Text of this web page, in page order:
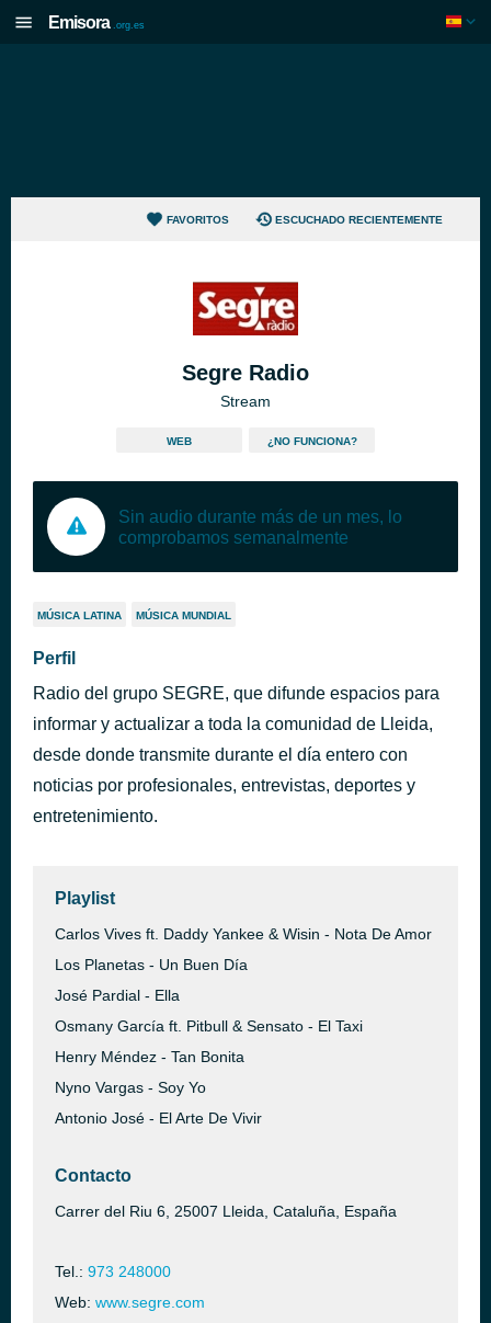
Emisora .org.es
FAVORITOS ESCUCHADO RECIENTEMENTE
Segre Radio
Stream
WEB ¿NO FUNCIONA?
Sin audio durante más de un mes, lo
comprobamos semanalmente
MÚSICA LATINA MÚSICA MUNDIAL
Perfil
Radio del grupo SEGRE, que difunde espacios para
informar y actualizar a toda la comunidad de Lleida,
desde donde transmite durante el día entero con
noticias por profesionales, entrevistas, deportes y
entretenimiento.
Playlist
Carlos Vives ft. Daddy Yankee & Wisin - Nota De Amor
Los Planetas - Un Buen Día
José Pardial - Ella
Osmany García ft. Pitbull & Sensato - El Taxi
Henry Méndez - Tan Bonita
Nyno Vargas - Soy Yo
Antonio José - El Arte De Vivir
Contacto
Carrer del Riu 6, 25007 Lleida, Cataluña, España
Tel.: 973 248000
Web: www.segre.com